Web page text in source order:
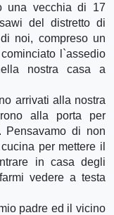
una vecchia di 17
del distretto di
noi, compreso un
l`assedio
nostra casa a
arrivati alla nostra
alla porta per
Pensavamo di non
per mettere il
in casa degli
vedere a testa
padre ed il vicino